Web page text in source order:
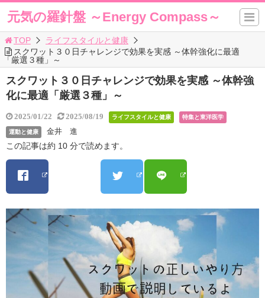
元気の羅針盤 ～Energy Compass～
TOP
ライフスタイルと健康
スクワット３０日チャレンジで効果を実感 ～体幹強化に最適
「厳選３種」～
スクワット３０日チャレンジで効果を実感 ～体幹強
化に最適「厳選３種」～
2025/01/22 2025/08/19 ライフスタイルと健康 特集と東洋医学
運動と健康 金井 進
この記事は約 10 分で読めます。